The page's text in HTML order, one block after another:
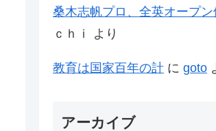
桑木志帆プロ、全英オープン
ｃｈｉ
より
教育は国家百年の計 に goto
アーカイブ